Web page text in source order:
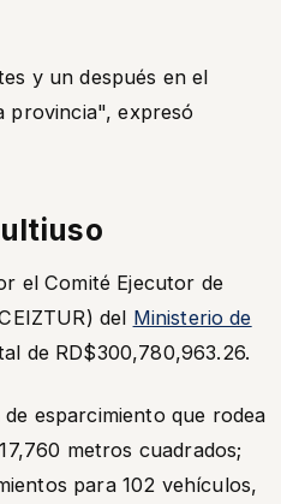
y un después en el
provincia", expresó
el Comité Ejecutor de
del Ministerio de
de RD$300,780,963.26.
esparcimiento que rodea
metros cuadrados;
para 102 vehículos,